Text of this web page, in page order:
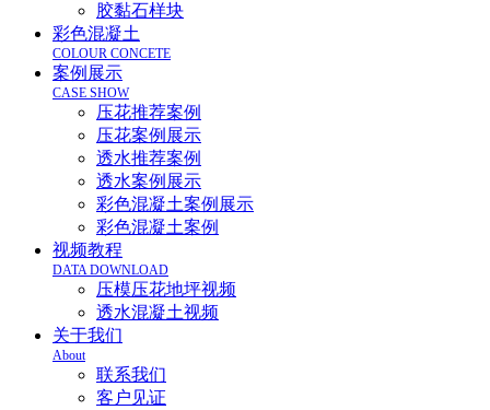
胶黏石样块
彩色混凝土
COLOUR CONCETE
案例展示
CASE SHOW
压花推荐案例
压花案例展示
透水推荐案例
透水案例展示
彩色混凝土案例展示
彩色混凝土案例
视频教程
DATA DOWNLOAD
压模压花地坪视频
透水混凝土视频
关于我们
About
联系我们
客户见证